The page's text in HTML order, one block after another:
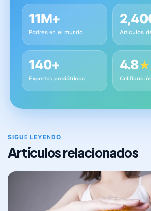
11M+
Padres en el mundo Artículos
140+
Expertos pediátricos
4.8★
SIGUE LEYENDO
Artículos relacionados